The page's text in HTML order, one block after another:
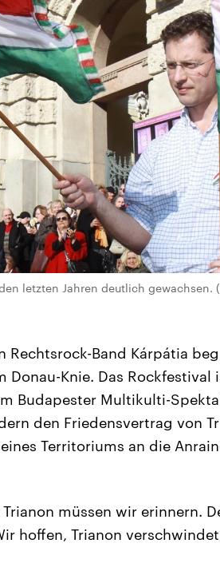
letzten Jahren deutlich
Rechtsrock-Band Kárpátia
Donau-Knie. Das
Budapester Multikulti-
den Friedensvertrag von
Territoriums an die
müssen wir erinnern.
hoffen, Trianon